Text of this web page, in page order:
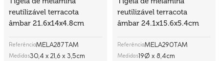
reutilizável terracota
âmbar 21.6x14x4.8cm
ReferênciaMELA287TAM
Medidas30,4 x 21,6 x 3,5cm
reutilizável terracota
âmbar 24.1x15.6x5.4cm
ReferênciaMELA290TAM
Medidas19Ø x 8,4cm